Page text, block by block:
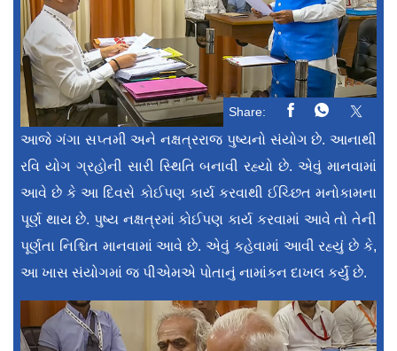
Share:
આજે ગંગા સપ્તમી અને નક્ષત્રરાજ પુષ્યનો સંયોગ છે. આનાથી
રવિ યોગ ગ્રહોની સારી સ્થિતિ બનાવી રહ્યો છે. એવું માનવામાં
આવે છે કે આ દિવસે કોઈપણ કાર્ય કરવાથી ઈચ્છિત મનોકામના
પૂર્ણ થાય છે. પુષ્ય નક્ષત્રમાં કોઈપણ કાર્ય કરવામાં આવે તો તેની
પૂર્ણતા નિશ્ચિત માનવામાં આવે છે. એવું કહેવામાં આવી રહ્યું છે કે,
આ ખાસ સંયોગમાં જ પીએમએ પોતાનું નામાંકન દાખલ કર્યું છે.